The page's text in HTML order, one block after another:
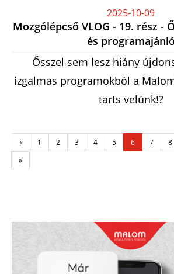
2025-10-09
Mozgólépcső VLOG - 19. rész -
és programajánló
Ősszel sem lesz hiány
izgalmas programokból a
tarts velünk!?
« 1 2 3 4 5 6 7 8
»